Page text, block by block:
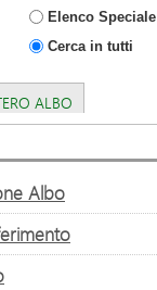
Elenco Speciale
Cerca in tutti
ALBO
Albo